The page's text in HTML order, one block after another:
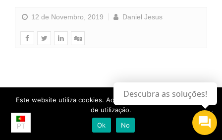
12 de Novembro, 2019 Daniel Jesus
PT
Este website utiliza cookies. Ao continuar, aceita a os termos
de utilização.
Ok
No
Descubra as soluções!